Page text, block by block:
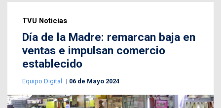
TVU Noticias
Día de la Madre: remarcan baja en
ventas e impulsan comercio
establecido
Equipo Digital 06 de Mayo 2024